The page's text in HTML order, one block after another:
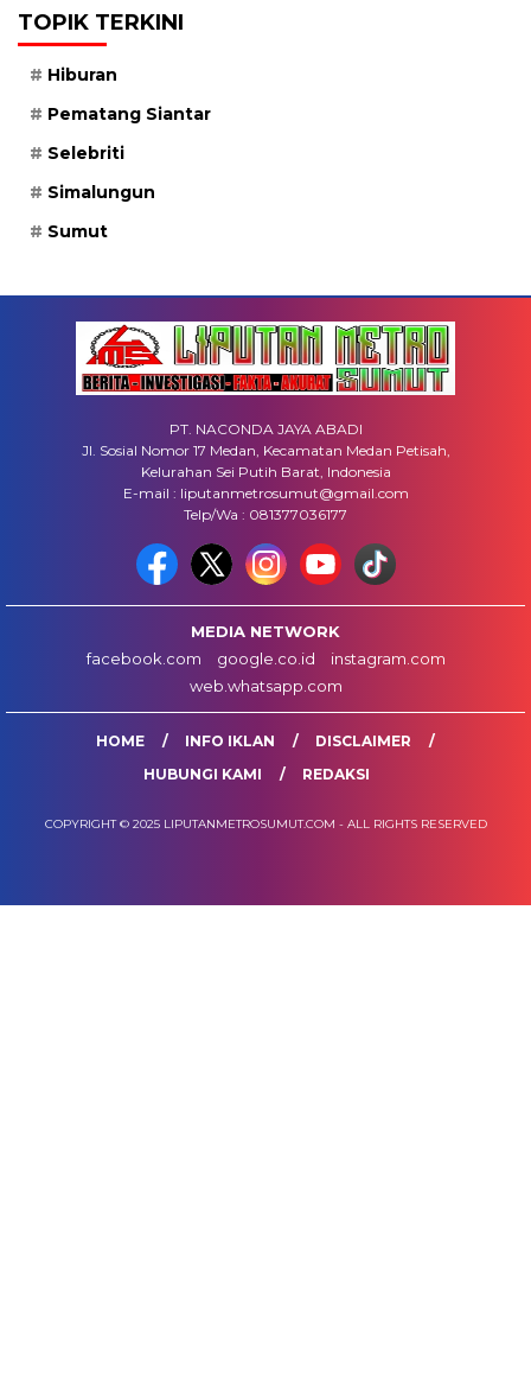
TOPIK TERKINI
Hiburan
Pematang Siantar
Selebriti
Simalungun
Sumut
PT. NACONDA JAYA ABADI
Jl. Sosial Nomor 17 Medan, Kecamatan Medan Petisah,
Kelurahan Sei Putih Barat, Indonesia
E-mail : liputanmetrosumut@gmail.com
Telp/Wa : 081377036177
MEDIA NETWORK
facebook.com
google.co.id
instagram.com
web.whatsapp.com
HOME INFO IKLAN
DISCLAIMER
HUBUNGI KAMI
REDAKSI
COPYRIGHT © 2025 LIPUTANMETROSUMUT.COM - ALL RIGHTS RESERVED